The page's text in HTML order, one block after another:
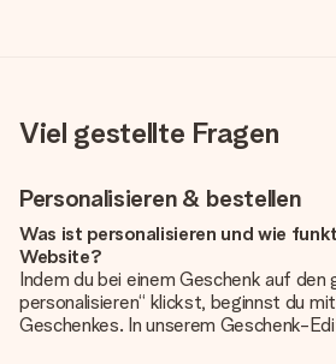
Viel gestellte Fragen
Personalisieren & bestellen
Was ist personalisieren und wie
Website?
Indem du bei einem Geschenk auf den
personalisieren“ klickst, beginnst du
Geschenkes. In unserem Geschenk-